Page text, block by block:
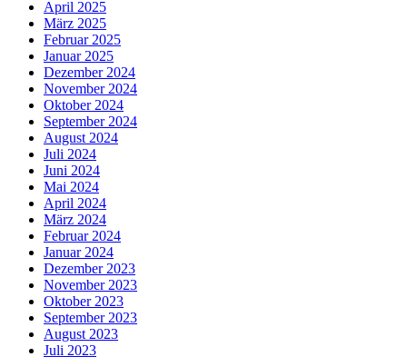
April 2025
März 2025
Februar 2025
Januar 2025
Dezember 2024
November 2024
Oktober 2024
September 2024
August 2024
Juli 2024
Juni 2024
Mai 2024
April 2024
März 2024
Februar 2024
Januar 2024
Dezember 2023
November 2023
Oktober 2023
September 2023
August 2023
Juli 2023